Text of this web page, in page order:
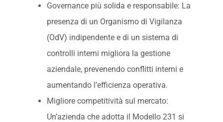
Governance più solida e responsabile: La
presenza di un Organismo di Vigilanza
(OdV) indipendente e di un sistema di
controlli interni migliora la gestione
aziendale, prevenendo conflitti interni e
aumentando l’efficienza operativa.
Migliore competitività sul mercato:
Un’azienda che adotta il Modello 231 si